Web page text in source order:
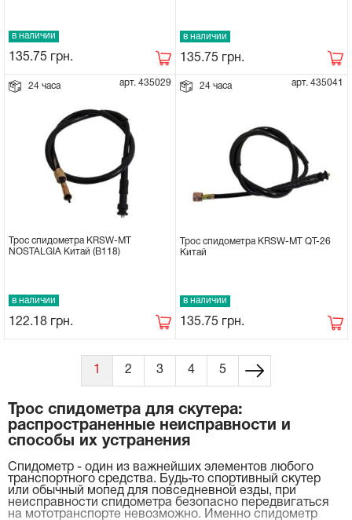
в наличии
135.75 грн.
в наличии
135.75 грн.
24 часа арт. 435029
Трос спидометра KRSW-MT
NOSTALGIA Китай (B118)
в наличии
122.18 грн.
24 часа арт. 435041
Трос спидометра KRSW-MT QT-26
Китай
в наличии
135.75 грн.
2 3 4 5
Трос спидометра для скутера:
распространенные неисправности и
способы их устранения
Спидометр - один из важнейших элементов любого
транспортного средства. Будь-то спортивный скутер
или обычный мопед для повседневной езды, при
неисправности спидометра безопасно передвигаться
на мототранспорте невозможно. Именно спидометр